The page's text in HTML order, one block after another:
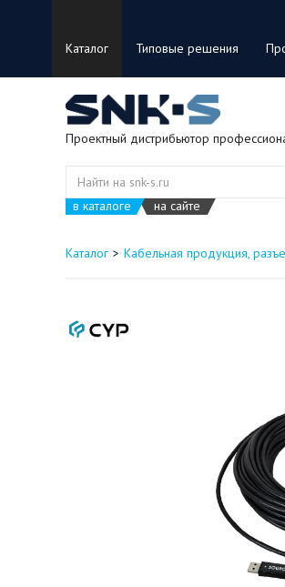
Каталог Типовые решения
Проектный дистрибьютор
в каталоге на сайте
Каталог Кабельная продукция,